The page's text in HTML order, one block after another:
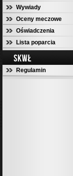
Wywiady
Oceny meczowe
Oświadczenia
Lista poparcia
SKWŁ
Regulamin